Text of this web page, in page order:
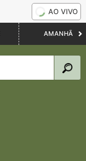
AO VIVO
AMANHÃ